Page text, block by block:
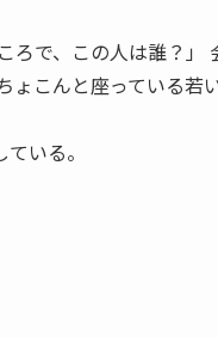
ろで、この人は誰？」
ょこんと座っている若
いる。